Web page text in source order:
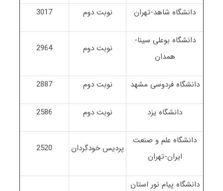
دانشگاه شاهد-تهران نوبت دوم 3017
دانشگاه بوعلی سینا-
همدان
نوبت دوم 2964
دانشگاه فردوسی مشهد نوبت دوم 2887
دانشگاه یزد نوبت دوم 2586
دانشگاه علم و صنعت
ایران-تهران
پردیس خودگردان 2520
دانشگاه پیام نور استان